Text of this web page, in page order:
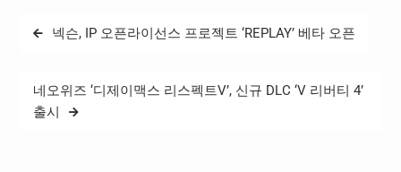
선수촌의 안정적 운영과 함
특히, 취임 이후에는…
글
넥슨, IP 오픈라이선스 프로젝트 ‘REPLAY’ 베타 오픈
네오위즈 ‘디제이맥스 리스펙트V’, 신규 DLC ‘V 리버티 4’
출시